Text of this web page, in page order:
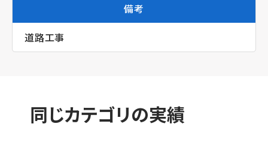
備考
道路工事
同じカテゴリの実績